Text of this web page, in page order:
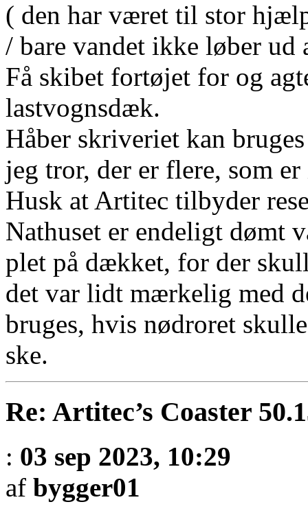
( den har været til stor
/ bare vandet ikke løber ud
Få skibet fortøjet for og
lastvognsdæk.
Håber skriveriet kan
jeg tror, der er flere, som
Husk at Artitec tilbyder
Nathuset er endeligt dømt
plet på dækket, for der
det var lidt mærkelig med
bruges, hvis nødroret
ske.
Re: Artitec’s Coaster
: 03 sep 2023, 10:29
af bygger01